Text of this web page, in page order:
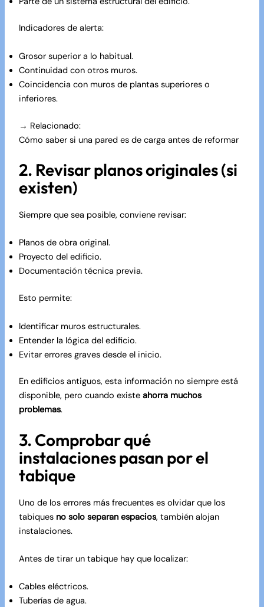
Indicadores de alerta:
Grosor superior a lo habitual.
Continuidad con otros muros.
Coincidencia con muros de plantas superiores o
inferiores.
→ Relacionado:
Cómo saber si una pared es de carga antes de reformar
2. Revisar planos originales (si
existen)
Siempre que sea posible, conviene revisar:
Planos de obra original.
Proyecto del edificio.
Documentación técnica previa.
Esto permite:
Identificar muros estructurales.
Entender la lógica del edificio.
Evitar errores graves desde el inicio.
En edificios antiguos, esta información no siempre está
disponible, pero cuando existe ahorra muchos
problemas.
3. Comprobar qué
instalaciones pasan por el
tabique
Uno de los errores más frecuentes es olvidar que los
tabiques no solo separan espacios, también alojan
instalaciones.
Antes de tirar un tabique hay que localizar:
Cables eléctricos.
Tuberías de agua.